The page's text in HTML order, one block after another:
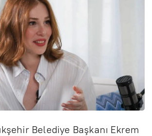
Belediye Başkanı Ekrem